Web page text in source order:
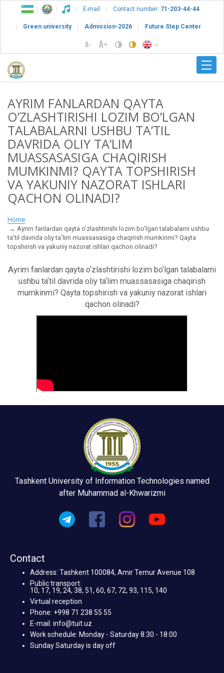
E-mail Contact number: 71-203-44-44
Green university Admission-2026 Future Step Center
АYRIM FANLARDAN QAYTA
OʼZLASHTIRISHI LOZIM BOʼLGAN
TALABALARNI USHBU TAʼTIL
DAVRIDA OLIY TAʼLIM
MUASSASASIGA CHAQIRISH
MUMKINMI? QAYTA TOPSHIRISH
VA YAKUNIY NAZORAT ISHLARI
QACHON OLINADI?
Home
Аyrim fanlardan qayta oʼzlashtirishi lozim boʼlgan talabalarni ushbu
taʼtil davrida oliy taʼlim muassasasiga chaqirish mumkinmi? Qayta
topshirish va yakuniy nazorat ishlari qachon olinadi?
Аyrim fanlardan qayta oʼzlashtirishi lozim boʼlgan talabalarni
ushbu taʼtil davrida oliy taʼlim muassasasiga chaqirish
mumkinmi? Qayta topshirish va yakuniy nazorat ishlari
qachon olinadi?
Tashkent University of Information Technologies named
after Muhammad al-Khwarizmi
Contact
Address: Tashkent 100084, Amir Temur Avenue 108
Public transport:
10, 17, 19, 24, 38, 51, 60, 67, 72, 93, 115, 140
Virtual reception
Phone: +998 71 238 55 55
E-mail: info@tuit.uz
Work schedule: Monday - Saturday 8:30 - 18:00
Sunday Saturday is day off